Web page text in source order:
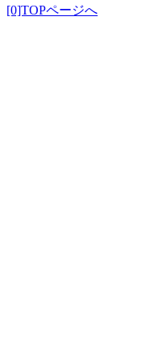
[0]TOPページへ